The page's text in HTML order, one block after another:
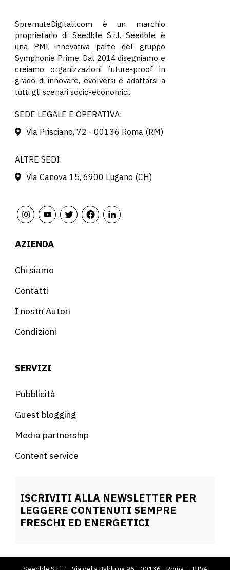
SpremuteDigitali.com è un marchio
proprietario di Seedble S.r.l. Seedble è
una PMI innovativa parte del gruppo
Symphonie Prime. Dal 2014 disegniamo e
creiamo organizzazioni future-proof in
grado di innovare, evolversi e adattarsi a
tutti gli scenari socio-economici.
SEDE LEGALE E OPERATIVA:
Via Prisciano, 72 - 00136 Roma (RM)
ALTRE SEDI:
Via Canova 15, 6900 Lugano (CH)
AZIENDA
Chi siamo
Contatti
I nostri Autori
Condizioni
SERVIZI
Pubblicità
Guest blogging
Media partnership
Content service
ISCRIVITI ALLA NEWSLETTER PER
LEGGERE CONTENUTI SEMPRE
FRESCHI ED ENERGETICI